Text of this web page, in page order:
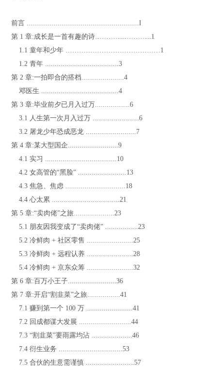
前言 ..........................................................I
第 1 章:成长是一首有趣的诗…………………….1
1.1 童年和少年 ……………………………………1
1.2 青年 ......................................3
第 2 章:一拍即合的搭档......................4
邓医生 ........................................4
第 3 章:毕业前夕已月入过万..................6
3.1 人生第一次月入过万 ........................6
3.2 屠龙少年恐成恶龙 ..........................7
第 4 章:某大型国企..........................9
4.1 实习 .....................................10
4.2 女高管的“黑脸” .........................13
4.3 焦急、焦虑 ...............................18
4.4 心太累 ...................................21
第 5 章:“卖肉佬”之旅.....................23
5.1 朋友因我变成了“卖肉佬” .................23
5.2 冷鲜肉 + 社区零售 ........................25
5.3 冷鲜肉 + 远程认养 ........................28
5.4 冷鲜肉 + 京东众筹 ........................32
第 6 章:百万小王子.........................36
第 7 章:开启“割韭菜”之旅.................41
7.1 赚到第一个 100 万 ........................41
7.2 回成都谋大发展 ...........................44
7.3 “割韭菜”要雨露均沾 .....................46
7.4 衍生业务 .................................53
7.5 合伙的生意需谨慎 .........................57